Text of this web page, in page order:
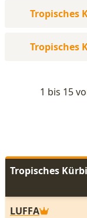
Tropisches
Tropisches
1 bis 15
Tropisches
LUFFA